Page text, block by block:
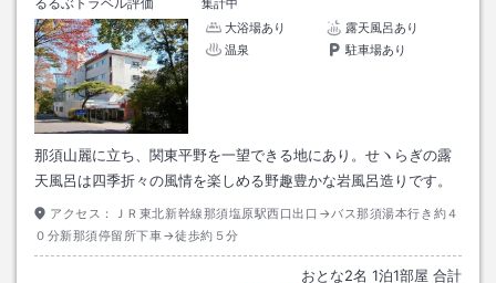
集計中
大浴場あり
露天風呂あり
温泉
駐車場あり
那須山麗に立ち、関東平野を一望できる地にあり。せヽらぎの露
天風呂は四季折々の風情を楽しめる野趣豊かな岩風呂造りです。
アクセス：
ＪＲ東北新幹線那須塩原駅西口出口→バス那須湯本行き約４
０分新那須停留所下車→徒歩約５分
おとな2名 1泊1部屋 合計